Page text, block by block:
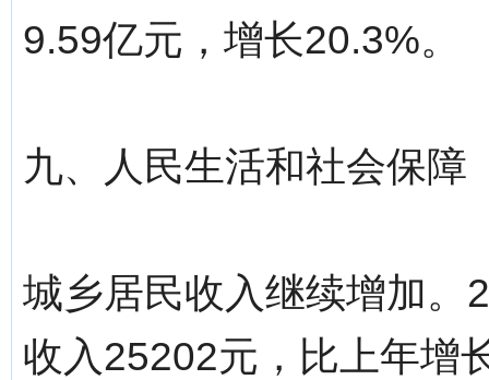
9.59亿元，增长20.3%。
九、人民生活和社会保障
城乡居民收入继续增加。
收入25202元，比上年增